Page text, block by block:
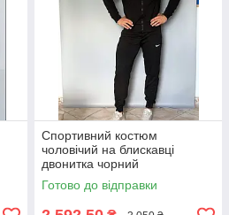
Спортивний костюм
чоловічий на блискавці
двонитка чорний
Готово до відправки